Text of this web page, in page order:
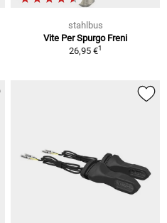
stahlbus
Vite Per Spurgo Freni
26,95 €1